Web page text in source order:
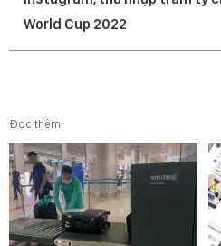
World Cup 2022
Đọc thêm